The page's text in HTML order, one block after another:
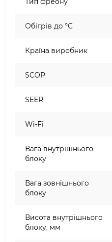
Обігрів до °C
Країна виробник
SCOP
SEER
Wi-Fi
Вага внутрішнього
блоку
Вага зовнішнього
блоку
Висота внутрішнього
блоку, мм